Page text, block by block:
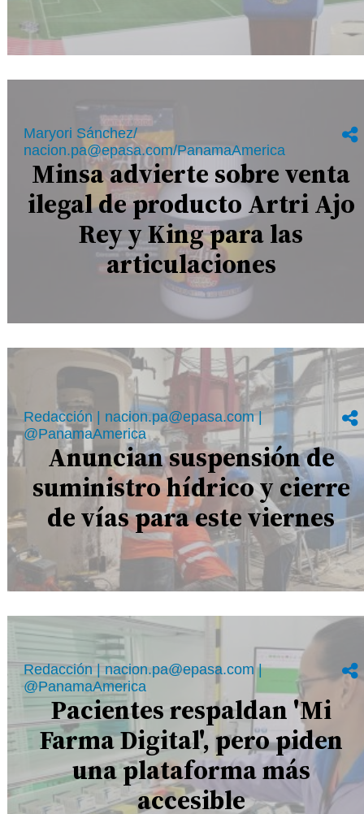
Maryori Sánchez/
nacion.pa@epasa.com/PanamaAmerica
Minsa advierte sobre venta
ilegal de producto Artri Ajo
Rey y King para las
articulaciones
Redacción | nacion.pa@epasa.com |
@PanamaAmerica
Anuncian suspensión de
suministro hídrico y cierre
de vías para este viernes
Redacción | nacion.pa@epasa.com |
@PanamaAmerica
Pacientes respaldan 'Mi
Farma Digital', pero piden
una plataforma más
accesible